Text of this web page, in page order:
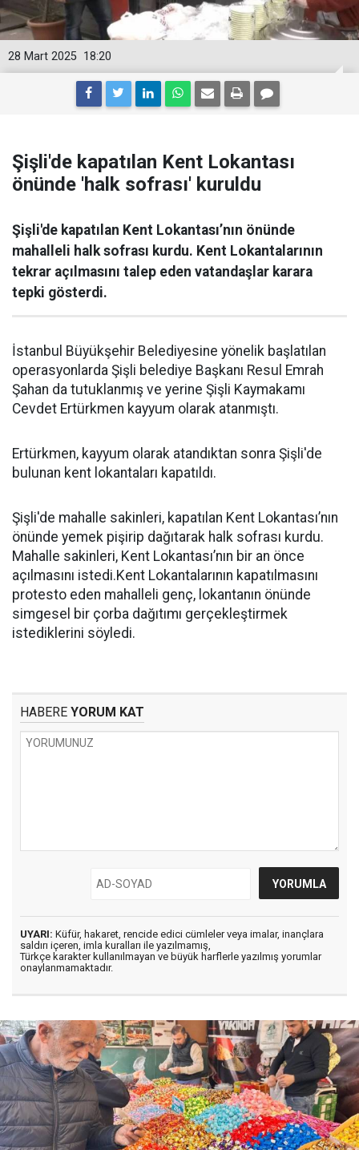
18:20
28 Mart 2025
Şişli'de kapatılan Kent Lokantası
önünde 'halk sofrası' kuruldu
Şişli'de kapatılan Kent Lokantası’nın önünde
mahalleli halk sofrası kurdu. Kent Lokantalarının
tekrar açılmasını talep eden vatandaşlar karara
tepki gösterdi.
İstanbul Büyükşehir Belediyesine yönelik başlatılan
operasyonlarda Şişli belediye Başkanı Resul Emrah
Şahan da tutuklanmış ve yerine Şişli Kaymakamı
Cevdet Ertürkmen kayyum olarak atanmıştı.
Ertürkmen, kayyum olarak atandıktan sonra Şişli'de
bulunan kent lokantaları kapatıldı.
Şişli'de mahalle sakinleri, kapatılan Kent Lokantası’nın
önünde yemek pişirip dağıtarak halk sofrası kurdu.
Mahalle sakinleri, Kent Lokantası’nın bir an önce
açılmasını istedi.Kent Lokantalarının kapatılmasını
protesto eden mahalleli genç, lokantanın önünde
simgesel bir çorba dağıtımı gerçekleştirmek
istediklerini söyledi.
HABERE YORUM KAT
UYARI: Küfür, hakaret, rencide edici cümleler veya imalar, inançlara
saldırı içeren, imla kuralları ile yazılmamış,
Türkçe karakter kullanılmayan ve büyük harflerle yazılmış yorumlar
onaylanmamaktadır.